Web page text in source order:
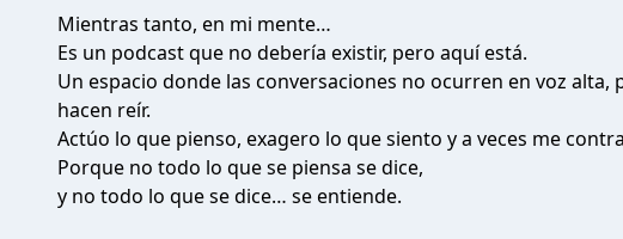
Mientras tanto, en mi mente…
Es un podcast que no debería existir, pero aquí está.
Un espacio donde las conversaciones no ocurren en voz
hacen reír.
Actúo lo que pienso, exagero lo que siento y a veces me
Porque no todo lo que se piensa se dice,
y no todo lo que se dice… se entiende.